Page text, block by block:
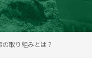
取り組みとは？